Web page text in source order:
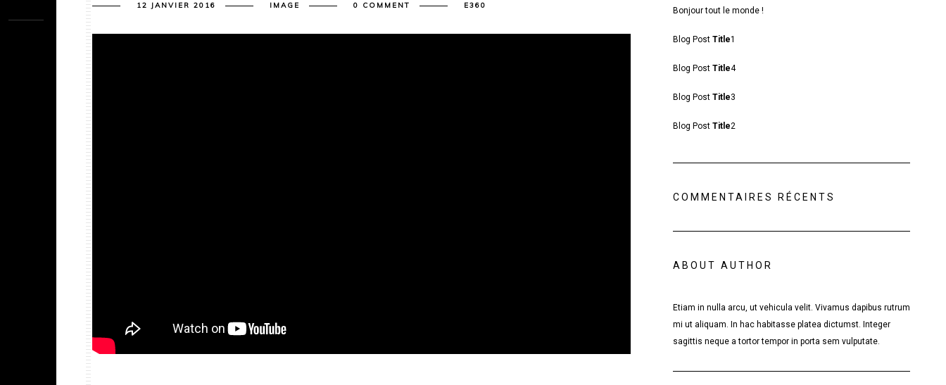
12 JANVIER 2016 IMAGE 0 COMMENT E360
Bonjour tout le monde !
Blog Post Title1
Blog Post Title4
Blog Post Title3
Blog Post Title2
COMMENTAIRES RÉCENTS
ABOUT AUTHOR
Etiam in nulla arcu, ut vehicula velit. Vivamus dapibus rutrum
mi ut aliquam. In hac habitasse platea dictumst. Integer
sagittis neque a tortor tempor in porta sem vulputate.